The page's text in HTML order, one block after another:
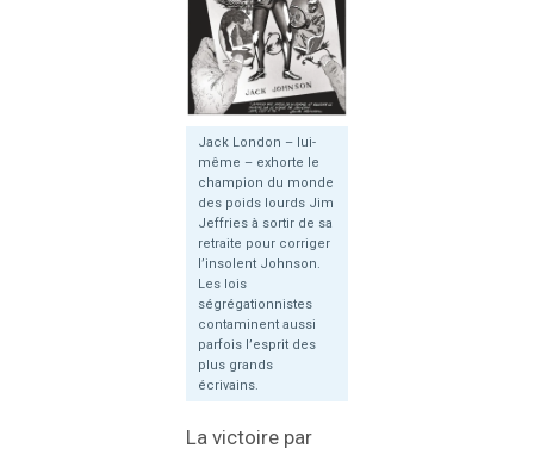
Jack London – lui-
même – exhorte le
champion du monde
des poids lourds Jim
Jeffries à sortir de sa
retraite pour corriger
l’insolent Johnson.
Les lois
ségrégationnistes
contaminent aussi
parfois l’esprit des
plus grands
écrivains.
La victoire par